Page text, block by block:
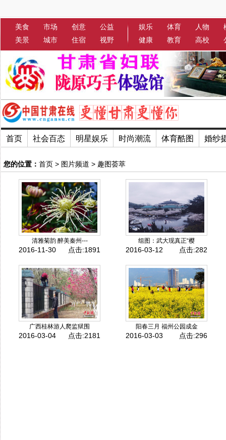
美食 市场 创意
公益
美景
城市 住宿 视野
娱乐 体育 人物
健康
教育 高校
首页 社会百态 明星娱乐 时尚潮流 体育酷图 婚纱
您的位置： 首页 > 图片频道 > 趣图荟萃
清雅菊韵 醉美秦州---
2016-11-30 点击:1891
组图：武大现真正“樱
2016-03-12 点击:282
广西桂林游人爬监狱围
2016-03-04 点击:2181
阳春三月 福州公园成金
2016-03-03 点击:296